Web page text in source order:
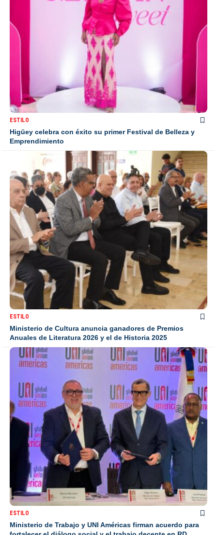
ESTILO
Higüey celebra con éxito su primer Festival de Belleza y
Emprendimiento
ESTILO
Ministerio de Cultura anuncia ganadores de Premios
Anuales de Literatura 2026 y el de Historia 2025
ESTILO
Ministerio de Trabajo y UNI Américas firman acuerdo para